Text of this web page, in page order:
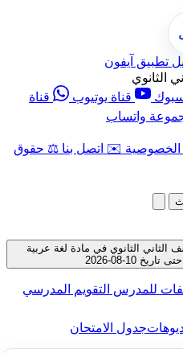
تطبيق آيفون
الثانوي
قناة يوتيوب
قناة
واتساب
✉️ اتصل بنا ⚖️ حقوق
الثانوي في مادة لغة عربية
10-08-2026
للمدرس التقويم المدرسي
جدول الامتحان